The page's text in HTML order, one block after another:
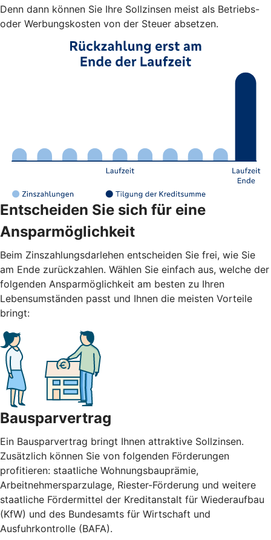
Denn dann können Sie Ihre Sollzinsen meist als Betriebs-
oder Werbungskosten von der Steuer absetzen.
Entscheiden Sie sich für eine
Ansparmöglichkeit
Beim Zinszahlungsdarlehen entscheiden Sie frei, wie Sie
am Ende zurückzahlen. Wählen Sie einfach aus, welche der
folgenden Ansparmöglichkeit am besten zu Ihren
Lebensumständen passt und Ihnen die meisten Vorteile
bringt:
Bausparvertrag
Ein Bausparvertrag bringt Ihnen attraktive Sollzinsen.
Zusätzlich können Sie von folgenden Förderungen
profitieren: staatliche Wohnungsbauprämie,
Arbeitnehmersparzulage, Riester-Förderung und weitere
staatliche Fördermittel der Kreditanstalt für Wiederaufbau
(KfW) und des Bundesamts für Wirtschaft und
Ausfuhrkontrolle (BAFA).